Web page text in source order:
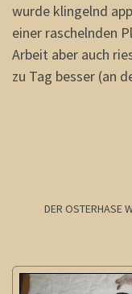
wurde klingelnd
einer raschelnden
Arbeit aber auch
zu Tag besser (an
DER OSTERHASE